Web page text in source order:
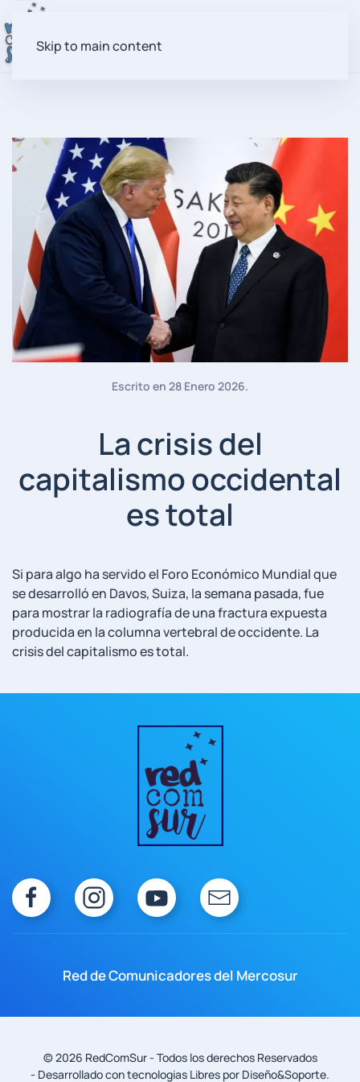
Skip to main content
Escrito en 28 Enero 2026.
La crisis del
capitalismo occidental
es total
Si para algo ha servido el Foro Económico Mundial que
se desarrolló en Davos, Suiza, la semana pasada, fue
para mostrar la radiografía de una fractura expuesta
producida en la columna vertebral de occidente. La
crisis del capitalismo es total.
Red de Comunicadores del Mercosur
©2026 RedComSur - Todos los derechos Reservados
- Desarrollado con tecnologias Libres por Diseño&Soporte.